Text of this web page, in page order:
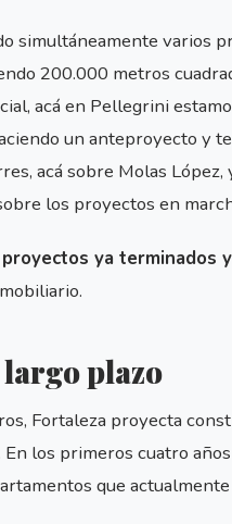
simultáneamente varios
200.000 metros
acá en Pellegrini
un anteproyecto y
acá sobre Molas López,
los proyectos en
ya terminados
plazo
Fortaleza proyecta
En los primeros cuatro
que